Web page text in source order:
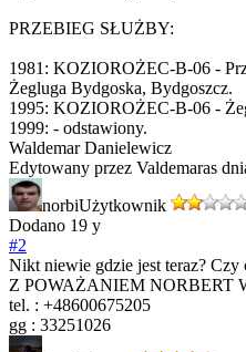
PRZEBIEG SŁUŻBY:
1981: KOZIOROŻEC-B-06 -
Żegluga Bydgoska, Bydgoszcz.
1995: KOZIOROŻEC-B-06 -
1999: - odstawiony.
Waldemar Danielewicz
Edytowany przez Valdemaras
norbiUżytkownik
Dodano 19 y
#2
Nikt niewie gdzie jest teraz? Czy
Z POWAŻANIEM NORBERT
tel. : +48600675205
gg : 33251026